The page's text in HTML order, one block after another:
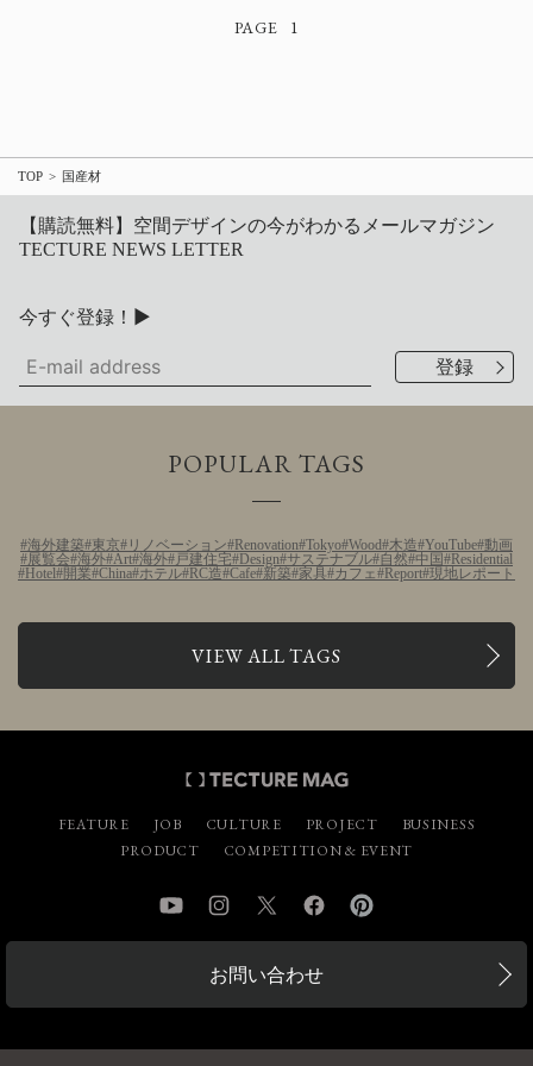
1
TOP 国産材
【購読無料】空間デザインの今がわかるメールマガジン
TECTURE NEWS LETTER
今すぐ登録！▶
POPULAR TAGS
海外建築 東京 リノベーション Renovation Tokyo Wood 木造 YouTube 動画
展覧会 海外 Art 海外 戸建住宅 Design サステナブル 自然 中国
Residential
Hotel 開業 China ホテル RC造 Cafe 新築 家具 カフェ Report 現地レポート
VIEW ALL TAGS
FEATURE JOB CULTURE PROJECT
BUSINESS
PRODUCT
COMPETITION & EVENT
YouTube InstagramTwitter Facebook
お問い合わせ